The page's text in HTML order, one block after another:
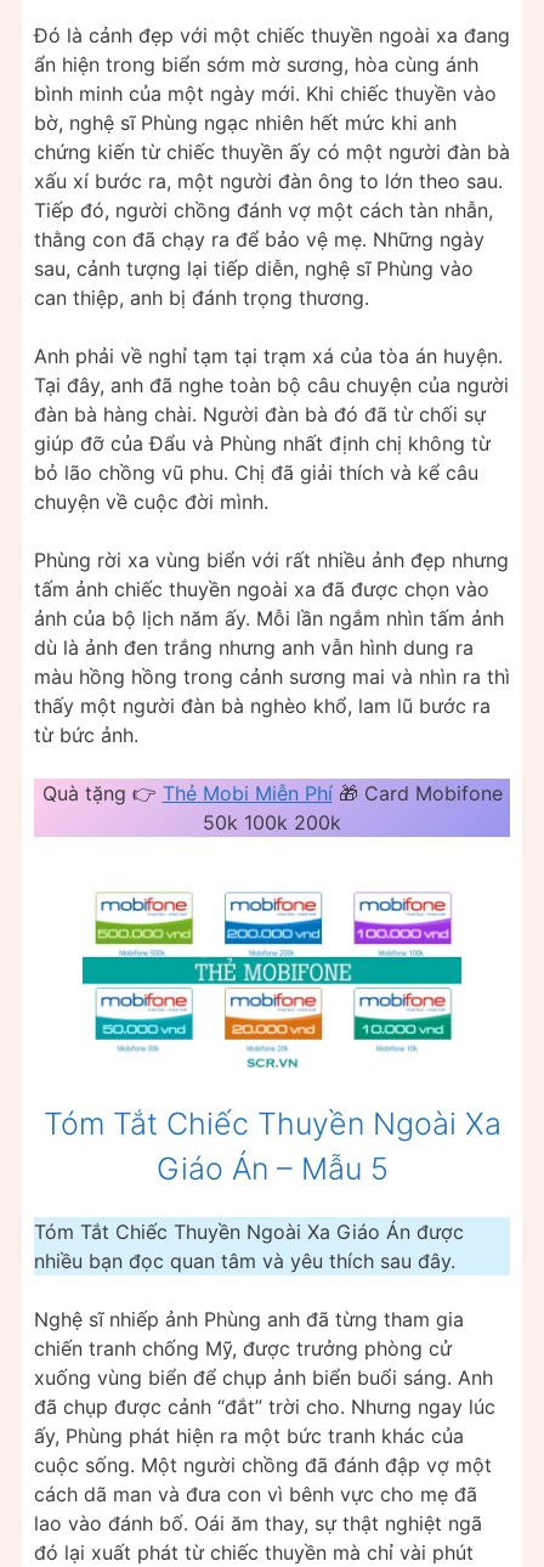
Đó là cảnh đẹp với một chiếc thuyền ngoài xa đang
ẩn hiện trong biển sớm mờ sương, hòa cùng ánh
bình minh của một ngày mới. Khi chiếc thuyền vào
bờ, nghệ sĩ Phùng ngạc nhiên hết mức khi anh
chứng kiến từ chiếc thuyền ấy có một người đàn bà
xấu xí bước ra, một người đàn ông to lớn theo sau.
Tiếp đó, người chồng đánh vợ một cách tàn nhẫn,
thằng con đã chạy ra để bảo vệ mẹ. Những ngày
sau, cảnh tượng lại tiếp diễn, nghệ sĩ Phùng vào
can thiệp, anh bị đánh trọng thương.
Anh phải về nghỉ tạm tại trạm xá của tòa án huyện.
Tại đây, anh đã nghe toàn bộ câu chuyện của người
đàn bà hàng chài. Người đàn bà đó đã từ chối sự
giúp đỡ của Đẩu và Phùng nhất định chị không từ
bỏ lão chồng vũ phu. Chị đã giải thích và kể câu
chuyện về cuộc đời mình.
Phùng rời xa vùng biển với rất nhiều ảnh đẹp nhưng
tấm ảnh chiếc thuyền ngoài xa đã được chọn vào
ảnh của bộ lịch năm ấy. Mỗi lần ngắm nhìn tấm ảnh
dù là ảnh đen trắng nhưng anh vẫn hình dung ra
màu hồng hồng trong cảnh sương mai và nhìn ra thì
thấy một người đàn bà nghèo khổ, lam lũ bước ra
từ bức ảnh.
Quà tặng 👉 Thẻ Mobi Miễn Phí🎁 Card Mobifone
50k 100k 200k
Tóm Tắt Chiếc Thuyền Ngoài Xa
Giáo Án – Mẫu 5
Tóm Tắt Chiếc Thuyền Ngoài Xa Giáo Án được
nhiều bạn đọc quan tâm và yêu thích sau đây.
Nghệ sĩ nhiếp ảnh Phùng anh đã từng tham gia
chiến tranh chống Mỹ, được trưởng phòng cử
xuống vùng biển để chụp ảnh biển buổi sáng. Anh
đã chụp được cảnh “đắt” trời cho. Nhưng ngay lúc
ấy, Phùng phát hiện ra một bức tranh khác của
cuộc sống. Một người chồng đã đánh đập vợ một
cách dã man và đưa con vì bênh vực cho mẹ đã
lao vào đánh bố. Oái ăm thay, sự thật nghiệt ngã
đó lại xuất phát từ chiếc thuyền mà chỉ vài phút